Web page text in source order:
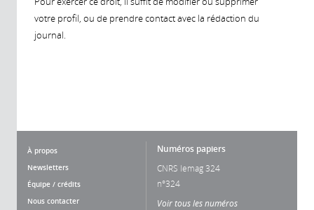
votre profil, ou de prendre contact avec la rédaction du
journal.
À propos
Newsletters
Équipe / crédits
Nous contacter
Numéros papiers
CNRS lemag 324
n°324
Voir tous les numéros